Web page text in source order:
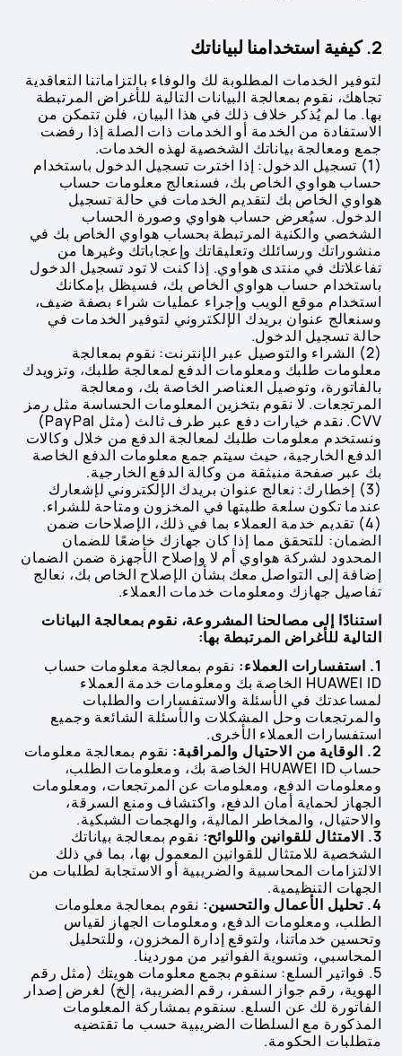
2. كيفية استخدامنا لبياناتك
لتوفير الخدمات المطلوبة لك والوفاء بالتزاماتنا التعاقدية
تجاهك، نقوم بمعالجة البيانات التالية للأغراض المرتبطة
بها. ما لم يُذكر خلاف ذلك في هذا البيان، فلن تتمكن من
الاستفادة من الخدمة أو الخدمات ذات الصلة إذا رفضت
جمع ومعالجة بياناتك الشخصية لهذه الخدمات.
(1) تسجيل الدخول: إذا اخترت تسجيل الدخول باستخدام
حساب هواوي الخاص بك، فسنعالج معلومات حساب
هواوي الخاص بك لتقديم الخدمات في حالة تسجيل
الدخول. سيُعرض حساب هواوي وصورة الحساب
الشخصي والكنية المرتبطة بحساب هواوي الخاص بك في
منشوراتك ورسائلك وتعليقاتك وإعجاباتك وغيرها من
تفاعلاتك في منتدى هواوي. إذا كنت لا تود تسجيل الدخول
باستخدام حساب هواوي الخاص بك، فسيظل بإمكانك
استخدام موقع الويب وإجراء عمليات شراء بصفة ضيف،
وسنعالج عنوان بريدك الإلكتروني لتوفير الخدمات في
حالة تسجيل الدخول.
(2) الشراء والتوصيل عبر الإنترنت: نقوم بمعالجة
معلومات طلبك ومعلومات الدفع لمعالجة طلبك، وتزويدك
بالفاتورة، وتوصيل العناصر الخاصة بك، ومعالجة
المرتجعات. لا نقوم بتخزين المعلومات الحساسة مثل رمز
CVV. نقدم خيارات دفع عبر طرف ثالث (مثل PayPal)
ونستخدم معلومات طلبك لمعالجة الدفع من خلال وكالات
الدفع الخارجية، حيث سيتم جمع معلومات الدفع الخاصة
بك عبر صفحة منبثقة من وكالة الدفع الخارجية.
(3) إخطارك: نعالج عنوان بريدك الإلكتروني لإشعارك
عندما تكون سلعة طلبتها في المخزون ومتاحة للشراء.
(4) تقديم خدمة العملاء بما في ذلك، الإصلاحات ضمن
الضمان: للتحقق مما إذا كان جهازك خاضعًا للضمان
المحدود لشركة هواوي أم لا وإصلاح الأجهزة ضمن الضمان
إضافة إلى التواصل معك بشأن الإصلاح الخاص بك، نعالج
تفاصيل جهازك ومعلومات خدمات العملاء.
استنادًا إلى مصالحنا المشروعة، نقوم بمعالجة البيانات
التالية للأغراض المرتبطة بها:
1. استفسارات العملاء:
نقوم بمعالجة معلومات حساب
HUAWEI ID الخاصة بك ومعلومات خدمة العملاء
لمساعدتك في الأسئلة والاستفسارات والطلبات
والمرتجعات وحل المشكلات والأسئلة الشائعة وجميع
استفسارات العملاء الأخرى.
2. الوقاية من الاحتيال والمراقبة:
نقوم بمعالجة معلومات
حساب HUAWEI ID الخاصة بك، ومعلومات الطلب،
ومعلومات الدفع، ومعلومات عن المرتجعات، ومعلومات
الجهاز لحماية أمان الدفع، واكتشاف ومنع السرقة،
والاحتيال، والمخاطر المالية، والهجمات الشبكية.
3. الامتثال للقوانين واللوائح:
نقوم بمعالجة بياناتك
الشخصية للامتثال للقوانين المعمول بها، بما في ذلك
الالتزامات المحاسبية والضريبية أو الاستجابة لطلبات من
الجهات التنظيمية.
4. تحليل الأعمال والتحسين:
نقوم بمعالجة معلومات
الطلب، ومعلومات الدفع، ومعلومات الجهاز لقياس
وتحسين خدماتنا، ولتوقع إدارة المخزون، وللتحليل
المحاسبي، وتسوية الفواتير من موردينا.
5. فواتير السلع: سنقوم بجمع معلومات هويتك (مثل رقم
الهوية، رقم جواز السفر، رقم الضريبة، إلخ) لغرض إصدار
الفاتورة لك عن السلع. سنقوم بمشاركة المعلومات
المذكورة مع السلطات الضريبية حسب ما تقتضيه
متطلبات الحكومة.